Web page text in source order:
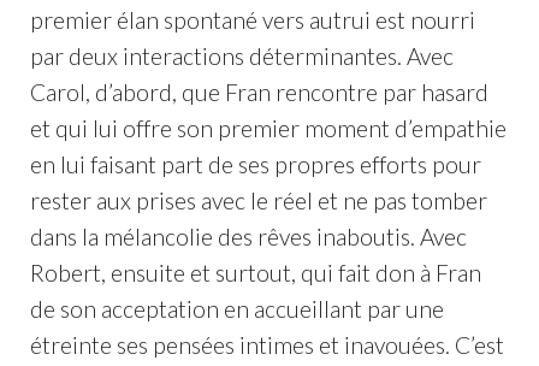
premier élan spontané vers autrui est nourri
par deux interactions déterminantes. Avec
Carol, d’abord, que Fran rencontre par hasard
et qui lui offre son premier moment d’empathie
en lui faisant part de ses propres efforts pour
rester aux prises avec le réel et ne pas tomber
dans la mélancolie des rêves inaboutis. Avec
Robert, ensuite et surtout, qui fait don à Fran
de son acceptation en accueillant par une
étreinte ses pensées intimes et inavouées. C’est